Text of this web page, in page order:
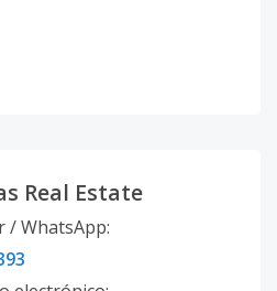
Real Estate
/ WhatsApp: